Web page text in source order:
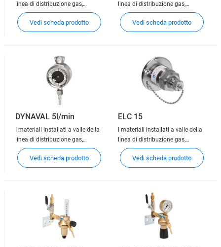
linea di distribuzione gas,
denominati punti di utilizzo,
consentono la connessione delle
apparecchiature dell'utente alla
la funzione di interromper
Vedi scheda prodotto
linea di distribuzione gas,
denominati punti di utilizzo,
consentono la connessione delle
apparecchiature dell'utente alla
la funzione di interromper
Vedi scheda prodotto
DYNAVAL 5l/min
I materiali installati a valle della
linea di distribuzione gas,
denominati punti di utilizzo,
consentono la connessione delle
apparecchiature dell'utente alla
la funzione di interromper
Vedi scheda prodotto
ELC 15
I materiali installati a valle della
linea di distribuzione gas,
denominati punti di utilizzo,
consentono la connessione delle
apparecchiature dell'utente alla
la funzione di interromper
Vedi scheda prodotto